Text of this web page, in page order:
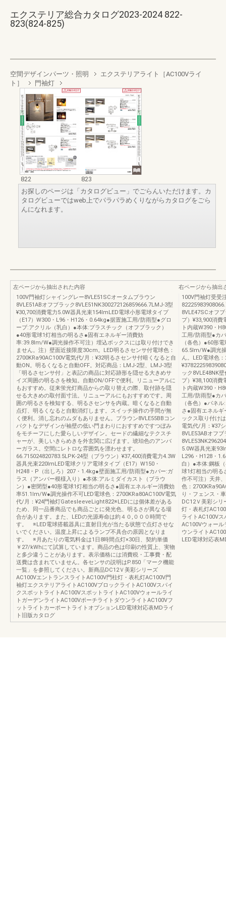
エクステリア総合カタログ2023-2024 822-
823(824-825)
空間デザインパーツ・照明
エクステリアライト［AC100Vライ
ト］
門袖灯
822
823
お探しのページは「カタログビュー」でごらんいただけます。カ
タログビューではweb上でパラパラめくりながらカタログをごら
んになれます。
左ページから抽出された内容
100V門袖灯シャイングレー8VLE51SCオータムブラウン
8VLE51ABオフブラック8VLE51NK300272126859666.7LMJ-3型
¥30,700消費電力5.0W器具光束154lmLED電球小形電球タイプ
（E17）W300・L96・H126・0.64kg●据置施工用/防雨型●グロ
ーブ:アクリル（乳白）●本体:プラスチック（オフブラック）
●40形電球1灯相当の明るさ●固有エネルギー消費効
率:39.8lm/W●調光操作不可注）埋込ボックスには取り付けでき
ません。注）壁面近接限度30cm。LED明るさセンサ付電球色：
2700KRa90AC100V電気代/月：¥32明るさセンサ付暗くなると自
動ON。明るくなると自動OFF。対応商品：LMJ-2型、LMJ-3型
「明るさセンサ付」と表記の商品に対応跡形を隠せる大きめサ
イズ周囲の明るさを検知。自動ON/OFFで便利。リニューアルに
もおすすめ。従来蛍光灯商品からの取り替えの際、取付跡を隠
せる大きめの取付面寸法。リニューアルにもおすすめです。周
囲の明るさを検知する、明るさセンサを内蔵。暗くなると自動
点灯、明るくなると自動消灯します。スイッチ操作の手間が無
く便利。消し忘れのムダもありません。ブラウン8VLE55BBコン
パクトなデザインが袖壁の低い門まわりにおすすめですつぼみ
をモチーフにした愛らしいデザイン。セードの繊細なテクスチ
ャーが、美しいきらめきを外玄関に広げます。琥珀色のアンバ
ーガラス。空間にレトロな雰囲気を漂わせます。
66.715024820783.5LPK-24型（ブラウン）¥37,400消費電力4.3W
器具光束220lmLED電球クリア電球タイプ（E17）W150・
H248・P（出しろ）207・1.4kg●壁面施工用/防雨型●カバー:ガ
ラス（アンバー模様入り）●本体:アルミダイカスト（ブラウ
ン）●密閉型●40形電球1灯相当の明るさ●固有エネルギー消費効
率51.1lm/W●調光操作不可LED電球色：2700KRa80AC100V電気
代/月：¥24門袖灯GatesleeveLight822※LEDには個体差がある
ため、同一品番商品でも商品ごとに発光色、明るさが異なる場
合があります。また、LEDの光源寿命は約４０,０００時間で
す。 ※LED電球搭載器具に直射日光が当たる状態で点灯させな
いでください。温度上昇によるランプ不具合の原因となりま
す。 ※月あたりの電気料金は1日8時間点灯×30日、契約単価
￥27/kWhにて試算しています。商品の色は印刷の性質上、実物
と多少違うことがあります。表示価格には消費税・工事費・配
送費は含まれていません。各センサの説明はP.850「マーク機能
一覧」を参照してください。新商品DC12Ｖ美彩シリーズ
AC100VエントランスライトAC100V門柱灯・表札灯AC100V門
袖灯エクステリアライトAC100VブロックライトAC100Vスパイ
クスポットライトAC100VスポットライトAC100Vウォールライ
トガーデンライトAC100VポーチライトダウンライトAC100Vフ
ットライトカーポートライトオプションLED電球対応表MDライ
ト旧版カタログ
右ページから抽出
100V門袖灯受受
8VLE47SCオフ
プ）¥33,900消費
ト内蔵W390・
工用/防雨型●カ
（各色）●60形
65.5lm/W●調光
ん。LED電球色
ック8VLE48NK
プ）¥38,100消費
ト内蔵W390・
工用/防雨型●カ
（各色）●パネ
さ●固有エネル
ックス取り付け
電気代/月：¥37
8VLE53ABオフブ
5.0W器具光束
L296・H128・
白）●本体:鋼板
球1灯相当の明
作不可注）天井
色：
り・フェンス・
DC12Ｖ美彩シリ
灯・表札灯
ライトAC100V
AC100Vウォー
ウンライト
LED電球対応表